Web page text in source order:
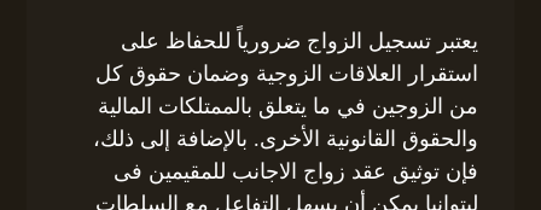
يعتبر تسجيل الزواج ضرورياً للحفاظ على
استقرار العلاقات الزوجية وضمان حقوق كل
من الزوجين في ما يتعلق بالممتلكات المالية
والحقوق القانونية الأخرى. بالإضافة إلى ذلك،
فإن توثيق عقد زواج الاجانب للمقيمين فى
ليتوانيا يمكن أن يسهل التفاعل مع السلطات